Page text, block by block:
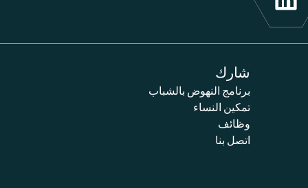
شارك
برنامج النهوض بالشباب
تمكين النساء
وظائف
اتصل بنا